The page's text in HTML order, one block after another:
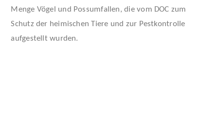
Menge Vögel und Possumfallen, die vom DOC zum
Schutz der heimischen Tiere und zur Pestkontrolle
aufgestellt wurden.